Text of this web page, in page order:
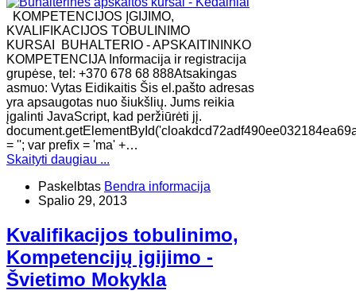
KOMPETENCIJOS ĮGIJIMO,
KVALIFIKACIJOS TOBULINIMO
KURSAI BUHALTERIO - APSKAITININKO
KOMPETENCIJA Informacija ir registracija
grupėse, tel: +370 678 68 888Atsakingas
asmuo: Vytas Eidikaitis Šis el.pašto adresas
yra apsaugotas nuo šiukšlių. Jums reikia
įgalinti JavaScript, kad peržiūrėti jį.
= ''; var prefix = 'ma' +…
Skaityti daugiau ...
Paskelbtas Bendra informacija
Spalio 29, 2013
Kvalifikacijos tobulinimo,
Kompetencijų įgijimo -
Švietimo Mokykla